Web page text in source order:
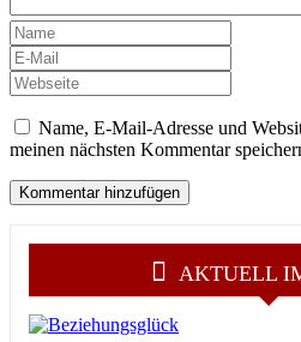
Name, E-Mail-Adresse und
meinen nächsten Kommentar
AKTUELL